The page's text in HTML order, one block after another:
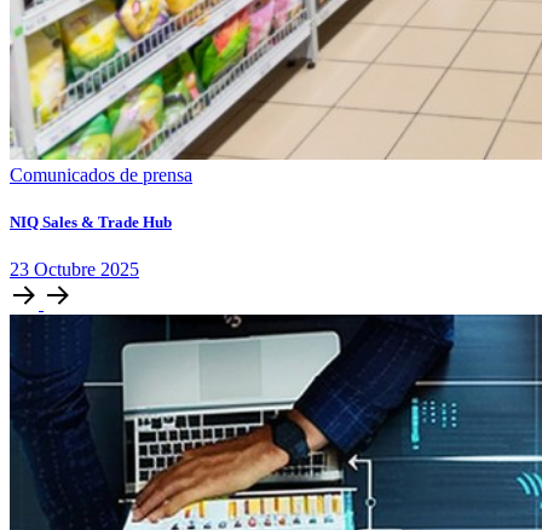
Comunicados de prensa
NIQ Sales & Trade Hub
23 Octubre 2025